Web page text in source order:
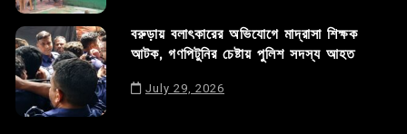
বরুড়ায় বলাৎকারের অভিযোগে মাদ্রাসা শিক্ষক
আটক, গণপিটুনির চেষ্টায় পুলিশ সদস্য আহত
July 29, 2026